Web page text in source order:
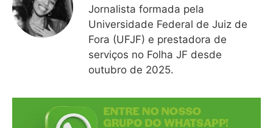
Jornalista formada pela
Universidade Federal de Juiz de
Fora (UFJF) e prestadora de
serviços no Folha JF desde
outubro de 2025.